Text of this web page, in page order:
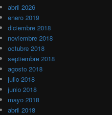
abril 2026
enero 2019
diciembre 2018
noviembre 2018
octubre 2018
septiembre 2018
agosto 2018
julio 2018
junio 2018
mayo 2018
abril 2018